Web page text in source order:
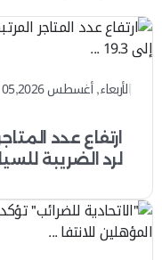
الأربعاء, أغسطس 05,2026
ارتفاع عدد
لرد الضريبة للسياح